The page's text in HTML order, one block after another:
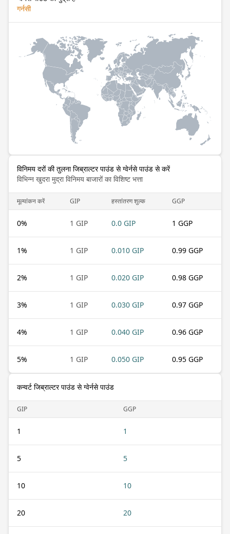
गर्नसी
विनिमय दरों की तुलना जिब्राल्टर पाउंड से ग्वेर्नसे पाउंड से करें
विभिन्न खुदरा मुद्रा विनिमय बाजारों का विशिष्ट भत्ता
मूल्यांकन करें GIP हस्तांतरण शुल्क GGP
0% 1 GIP 0.0 GIP 1 GGP
1% 1 GIP 0.010 GIP 0.99 GGP
2% 1 GIP 0.020 GIP 0.98 GGP
3% 1 GIP 0.030 GIP 0.97 GGP
4% 1 GIP 0.040 GIP 0.96 GGP
5% 1 GIP 0.050 GIP 0.95 GGP
कन्वर्ट जिब्राल्टर पाउंड से ग्वेर्नसे पाउंड
GIP GGP
1 1
5 5
10 10
20 20